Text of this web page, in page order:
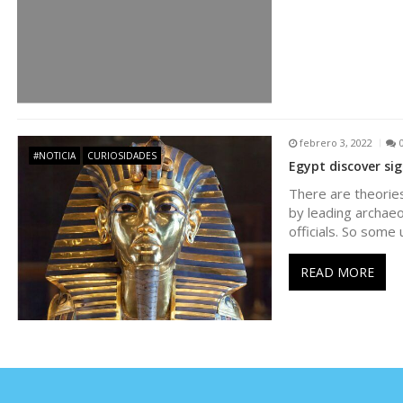
a
#NOTICIA CURIOSIDADES
febrero 3, 2022 0
Egypt discover
There are
by leading
officials. So some
READ MORE